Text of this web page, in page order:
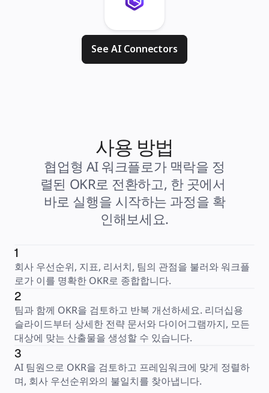
See AI Connectors
사용 방법
협업형 AI 워크플로가 맥락을 정
렬된 OKR로 전환하고, 한 곳에서
바로 실행을 시작하는 과정을 확
인해보세요.
1
회사 우선순위, 지표, 리서치, 팀의 관점을 불러와 워크플
로가 이를 명확한 OKR로 종합합니다.
2
팀과 함께 OKR을 검토하고 반복 개선하세요. 리더십용
슬라이드부터 상세한 전략 문서와 다이어그램까지, 모든
대상에 맞는 산출물을 생성할 수 있습니다.
3
AI 팀원으로 OKR을 검토하고 프레임워크에 맞게 정렬하
며, 회사 우선순위와의 불일치를 찾아냅니다.